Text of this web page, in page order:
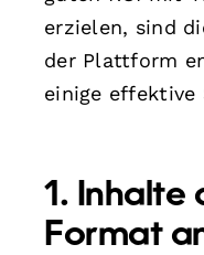
erzielen, sind
der Plattform
einige effektive
1. Inhalte
Format